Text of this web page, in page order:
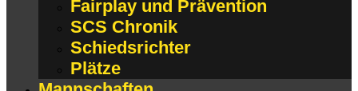
Fairplay und Prävention
SCS Chronik
Schiedsrichter
Plätze